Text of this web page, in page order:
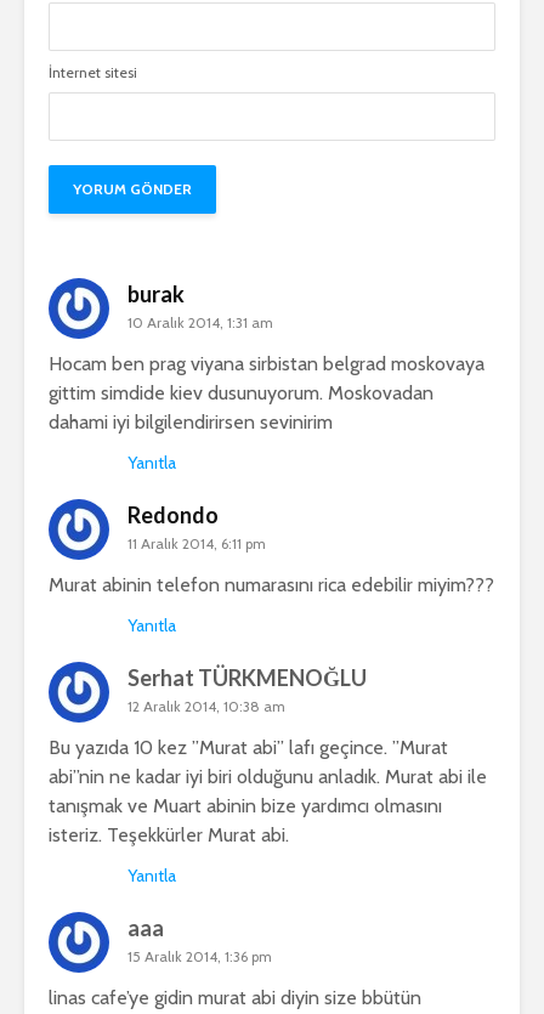
İnternet sitesi
burak
10 Aralık 2014, 1:31 am
Hocam ben prag viyana sirbistan belgrad moskovaya
gittim simdide kiev dusunuyorum. Moskovadan
dahami iyi bilgilendirirsen sevinirim
Yanıtla
Redondo
11 Aralık 2014, 6:11 pm
Murat abinin telefon numarasını rica edebilir miyim???
Yanıtla
Serhat TÜRKMENOĞLU
12 Aralık 2014, 10:38 am
Bu yazıda 10 kez ”Murat abi” lafı geçince. ”Murat
abi”nin ne kadar iyi biri olduğunu anladık. Murat abi ile
tanışmak ve Muart abinin bize yardımcı olmasını
isteriz. Teşekkürler Murat abi.
Yanıtla
aaa
15 Aralık 2014, 1:36 pm
linas cafe’ye gidin murat abi diyin size bbütün